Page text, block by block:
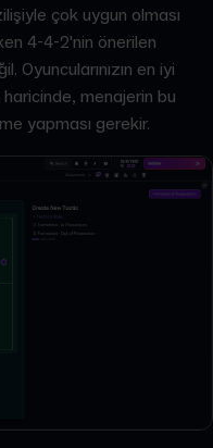
çok uygun olması
4-4-2'nin önerilen
Oyuncularınızın en iyi
menajerin bu
yapması gerekir.